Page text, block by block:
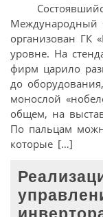
Международный
организован ГК
уровне. На
фирм царило
до
монослой
общем, на
По пальцам
которые […]